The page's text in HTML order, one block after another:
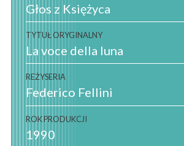
Głos z Księżyca
TYTUŁ ORYGINALNY
La voce della luna
REŻYSERIA
Federico Fellini
ROK PRODUKCJI
1990